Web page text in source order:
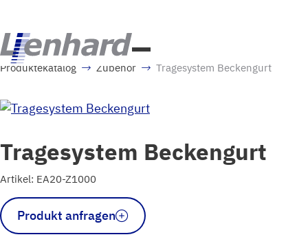
Produktekatalog Zubehör Tragesystem Beckengurt
Tragesystem Beckengurt
Artikel: EA20-Z1000
Tragesystem
Beckengurt
Menge
Produkt anfragen